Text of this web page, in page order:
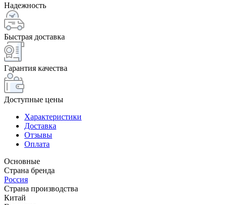
Надежность
Быстрая доставка
Гарантия качества
Доступные цены
Характеристики
Доставка
Отзывы
Оплата
Основные
Страна бренда
Россия
Страна производства
Китай